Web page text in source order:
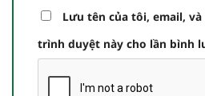
Lưu tên của tôi, email,
trình duyệt này cho lần bình